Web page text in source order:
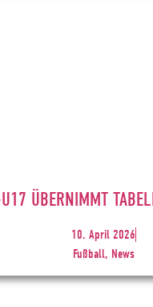
ÜBERNIMMT
10. April 2026
Fußball, News